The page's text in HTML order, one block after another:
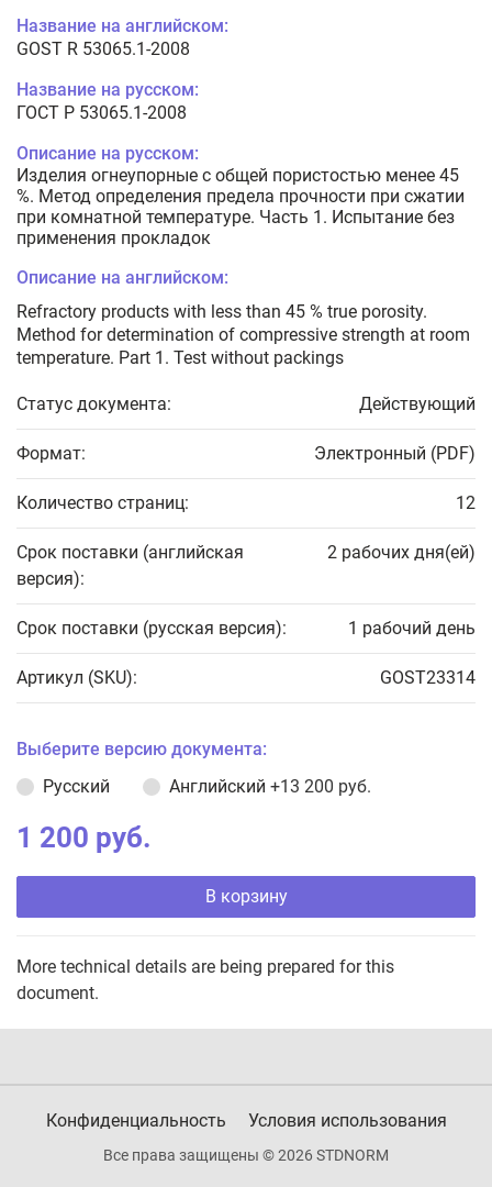
Название на английском:
GOST R 53065.1-2008
Название на русском:
ГОСТ Р 53065.1-2008
Описание на русском:
Изделия огнеупорные с общей пористостью менее 45
%. Метод определения предела прочности при сжатии
при комнатной температуре. Часть 1. Испытание без
применения прокладок
Описание на английском:
Refractory products with less than 45 % true porosity.
Method for determination of compressive strength at room
temperature. Part 1. Test without packings
Статус документа: Действующий
Формат: Электронный (PDF)
Количество страниц: 12
Срок поставки (английская
версия):
2 рабочих дня(ей)
Срок поставки (русская версия): 1 рабочий день
Артикул (SKU): GOST23314
Выберите версию документа:
Русский
Английский +13 200 руб.
1 200 руб.
В корзину
More technical details are being prepared for this
document.
Конфиденциальность Условия использования
Все права защищены © 2026 STDNORM